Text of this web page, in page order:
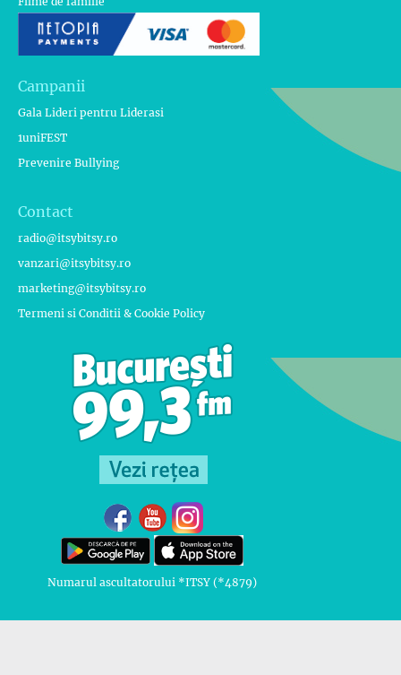
Campanii
Gala Lideri pentru Liderasi
1uniFEST
Prevenire Bullying
Contact
radio@itsybitsy.ro
vanzari@itsybitsy.ro
marketing@itsybitsy.ro
Termeni si Conditii & Cookie Policy
Numarul ascultatorului *ITSY (*4879)